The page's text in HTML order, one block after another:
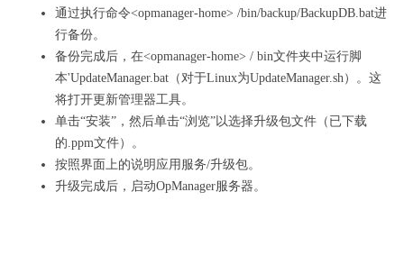
通过执行命令<opmanager-home> /bin/backup/BackupDB.bat进
行备份。
备份完成后，在<opmanager-home> / bin文件夹中运行脚
本'UpdateManager.bat（对于Linux为UpdateManager.sh）。 这
将打开更新管理器工具。
单击“安装”，然后单击“浏览”以选择升级包文件（已下载
的.ppm文件）。
按照界面上的说明应用服务/升级包。
升级完成后，启动OpManager服务器。